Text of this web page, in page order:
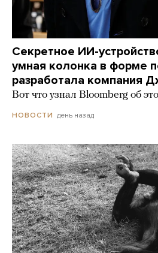
Секретное ИИ-
умная колонка в форме
разработала компания
Вот что узнал Bloomberg об
НОВОСТИ день назад